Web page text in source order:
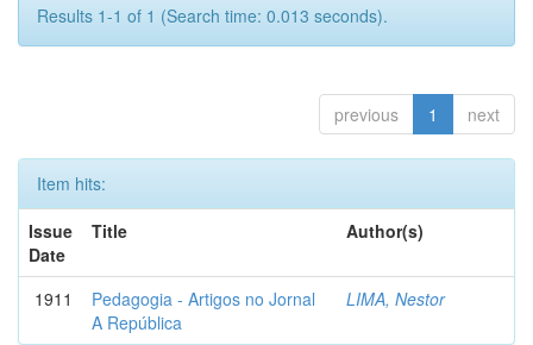
Results 1-1 of 1 (Search time: 0.013 seconds).
previous 1 next
Item hits:
Issue
Date
Title Author(s)
1911
Pedagogia - Artigos no Jornal
A República
LIMA, Nestor